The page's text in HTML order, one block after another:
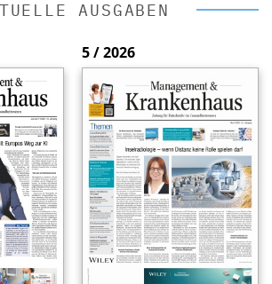
AUSGABEN
5 / 2026